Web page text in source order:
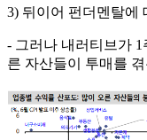
3) 뒤이어 펀더멘탈에
- 그러나 내러티브가
른 자산들이 투매를